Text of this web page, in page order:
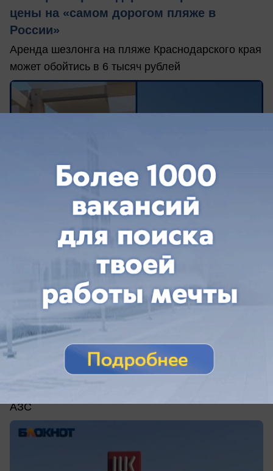
цены на «самом дорогом пляже в
России»
Аренда шезлонга на пляже Краснодарского края
может обойтись в 6 тысяч рублей
«Сезон закончится – бензин будет»:
краснодарцы опять встали в очереди за
топливом
АЗС